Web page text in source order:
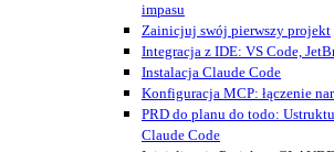
impasu
Zainicjuj swój pierwszy projekt
Integracja z IDE: VS Code,
Instalacja Claude Code
Konfiguracja MCP: łączenie
PRD do planu do todo:
Claude Code